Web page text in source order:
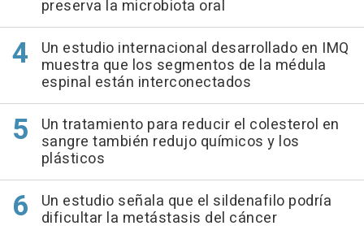
preserva la microbiota oral
Un estudio internacional desarrollado en IMQ
muestra que los segmentos de la médula
espinal están interconectados
Un tratamiento para reducir el colesterol en
sangre también redujo químicos y los
plásticos
Un estudio señala que el sildenafilo podría
dificultar la metástasis del cáncer